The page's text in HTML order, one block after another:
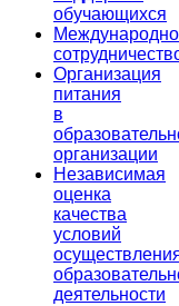
обучающихся
Организация
питания
в
организации
Независимая
оценка
качества
условий
деятельности